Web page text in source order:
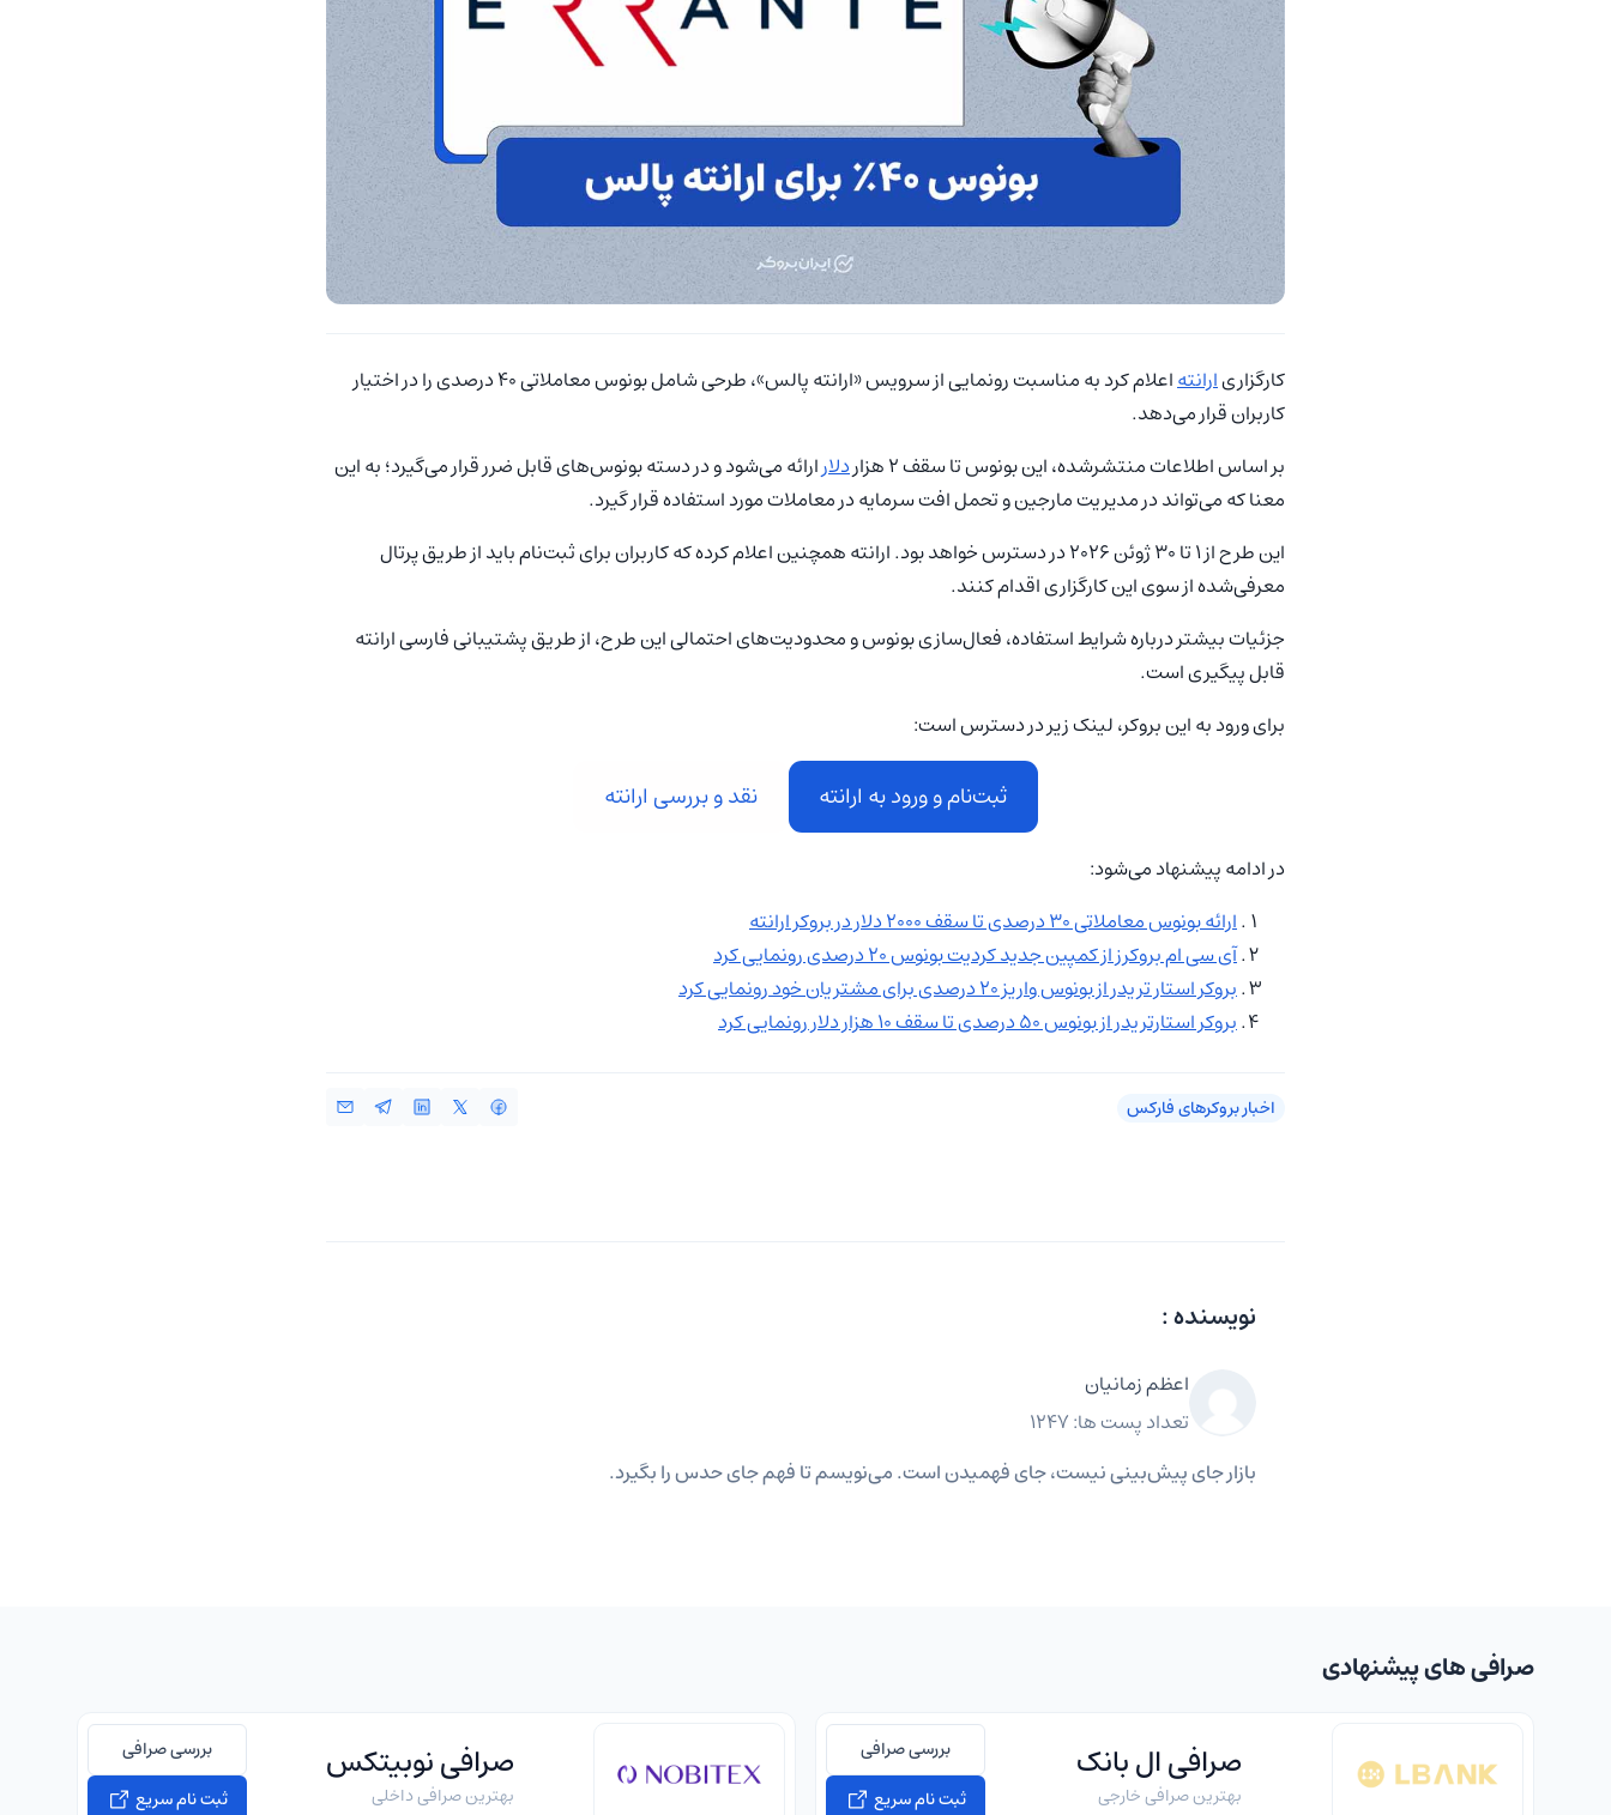
کارگزاریارانته
اعلام کرد به مناسبت رونمایی از سرویس «ارانته پالس»، طرحی شامل بونوس معاملاتی ۴۰ درصدی را در اختیار
کاربران قرار می‌دهد.
بر اساس اطلاعات منتشرشده، این بونوس تا سقف ۲ هزار
دلارارائه می‌شود و در دسته بونوس‌های قابل ضرر قرار می‌گیرد؛ به این
معنا که می‌تواند در مدیریت مارجین و تحمل افت سرمایه در معاملات مورد استفاده قرار گیرد.
این طرح از ۱ تا ۳۰ ژوئن ۲۰۲۶ در دسترس خواهد بود. ارانته همچنین اعلام کرده که کاربران برای ثبت‌نام باید از طریق پرتال
معرفی‌شده از سوی این کارگزاری اقدام کنند.
جزئیات بیشتر درباره شرایط استفاده، فعال‌سازی بونوس و محدودیت‌های احتمالی این طرح، از طریق پشتیبانی فارسی ارانته
قابل پیگیری است.
برای ورود به این بروکر، لینک زیر در دسترس است:
ثبت‌نام و ورود به ارانته نقد و بررسی ارانته
در ادامه پیشنهاد می‌شود:
ارائه بونوس معاملاتی ۳۰ درصدی تا سقف ۲۰۰۰ دلار در بروکر ارانته
آی سی ام بروکرز از کمپین جدید کردیت بونوس ۲۰ درصدی رونمایی کرد
بروکر استار تریدر از بونوس واریز ۲۰ درصدی برای مشتریان خود رونمایی کرد
بروکر استارتریدر از بونوس ۵۰ درصدی تا سقف ۱۰ هزار دلار رونمایی کرد
اخبار بروکرهای فارکس
نویسنده :
اعظم زمانیان
تعداد پست ها: 1247
بازار جای پیش‌بینی نیست، جای فهمیدن است. می‌نویسم تا فهم جای حدس را بگیرد.
صرافی های پیشنهادی
صرافی ال بانک
بهترین صرافی خارجی
بررسی صرافی
ثبت نام سریع
صرافی نوبیتکس
بهترین صرافی داخلی
بررسی صرافی
ثبت نام سریع